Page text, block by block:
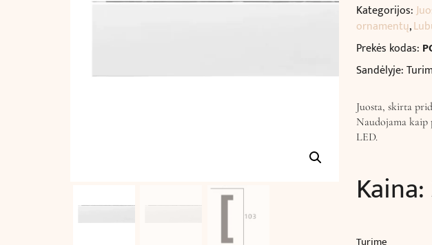
Kategorijos:
ornamentų,
Prekės kodas:
Sandėlyje:
Juosta, skirta
Naudojama kaip
LED.
Kaina: